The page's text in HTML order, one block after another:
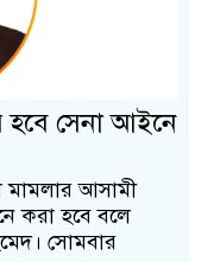
হবে সেনা আইনে
মামলার আসামী
করা হবে বলে
সোমবার